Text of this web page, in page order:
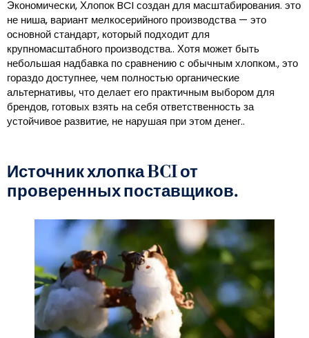
Экономически, Хлопок BCI создан для масштабирования. это
не ниша, вариант мелкосерийного производства — это
основной стандарт, который подходит для
крупномасштабного производства.. Хотя может быть
небольшая надбавка по сравнению с обычным хлопком., это
гораздо доступнее, чем полностью органические
альтернативы, что делает его практичным выбором для
брендов, готовых взять на себя ответственность за
устойчивое развитие, не нарушая при этом денег..
Источник хлопка BCI от
проверенных поставщиков.